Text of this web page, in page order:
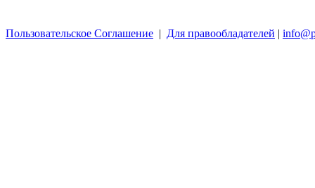
Пользовательское Соглашение | Для правообладателей |